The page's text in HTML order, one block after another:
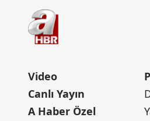
Video
Canlı Yayın
A Haber Özel